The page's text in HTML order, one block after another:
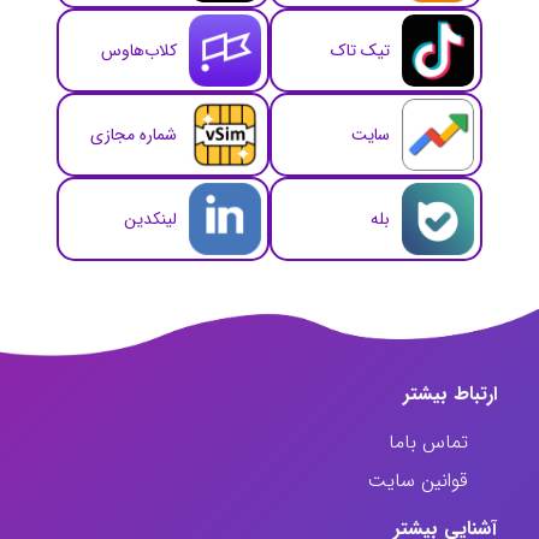
تیک تاک کلاب‌هاوس
سایت شماره مجازی
بله لینکدین
ارتباط‌ بیشتر
تماس باما
قوانین سایت
آشنایی بیشتر